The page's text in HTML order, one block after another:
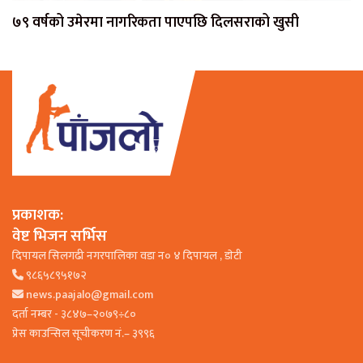
७९ वर्षको उमेरमा नागरिकता पाएपछि दिलसराको खुसी
प्रकाशक:
वेष्ट भिजन सर्भिस
दिपायल सिलगढी नगरपालिका वडा न० ४ दिपायल , डाेटी
९८६५८९५१७२
news.paajalo@gmail.com
दर्ता नम्बर - ३८४७–२०७९÷८०
प्रेस काउन्सिल सूचीकरण नं.– ३९९६